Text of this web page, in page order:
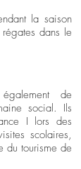
la saison
dans le
de
social. Ils
I lors des
scolaires,
du tourisme de